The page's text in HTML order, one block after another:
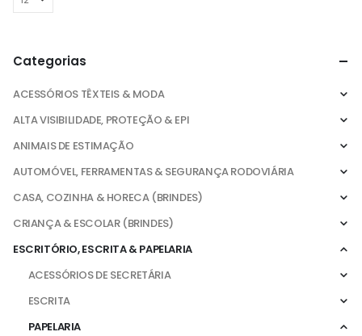
Categorias
ACESSÓRIOS TÊXTEIS & MODA
ALTA VISIBILIDADE, PROTEÇÃO & EPI
ANIMAIS DE ESTIMAÇÃO
AUTOMÓVEL, FERRAMENTAS & SEGURANÇA RODOVIÁRIA
CASA, COZINHA & HORECA (BRINDES)
CRIANÇA & ESCOLAR (BRINDES)
ESCRITÓRIO, ESCRITA & PAPELARIA
ACESSÓRIOS DE SECRETÁRIA
ESCRITA
PAPELARIA